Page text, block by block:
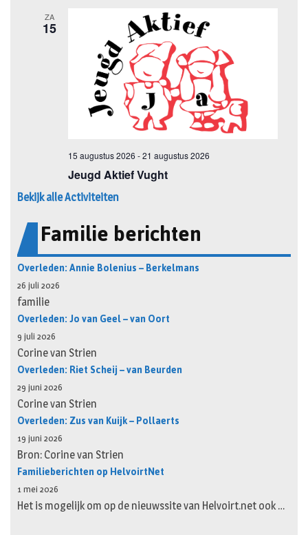
Bekijk alle Activiteiten
Familie berichten
Overleden: Annie Bolenius – Berkelmans
26 juli 2026
familie
Overleden: Jo van Geel – van Oort
9 juli 2026
Corine van Strien
Overleden: Riet Scheij – van Beurden
29 juni 2026
Corine van Strien
Overleden: Zus van Kuijk – Pollaerts
19 juni 2026
Bron: Corine van Strien
Familieberichten op HelvoirtNet
1 mei 2026
Het is mogelijk om op de nieuwssite van Helvoirt.net ook …